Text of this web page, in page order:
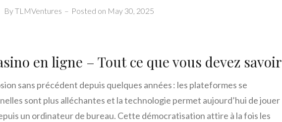
ByTLMVentures – Posted on May 30, 2025
en ligne – Tout ce que vous devez savoir
sans précédent depuis quelques années : les plateformes se
sont plus alléchantes et la technologie permet aujourd’hui de jouer
un ordinateur de bureau. Cette démocratisation attire à la fois les